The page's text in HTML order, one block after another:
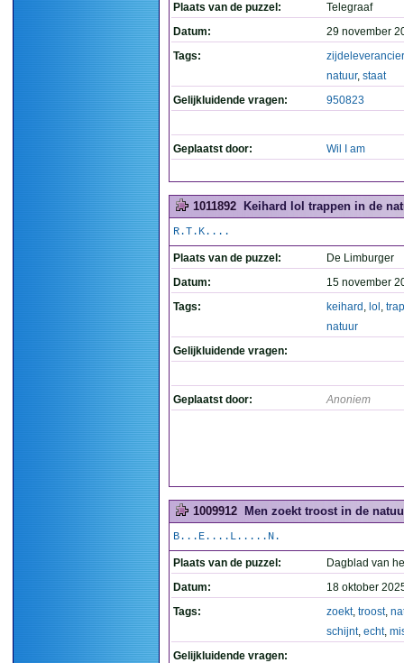
Plaats van de puzzel:
Telegraaf
Datum:
29 november
Tags:
zijdeleverancier
natuur, staat
Gelijkluidende vragen:
950823
Geplaatst door: Wil I am
1011892 Keihard lol trappen in de
R.T.K....
Plaats van de puzzel:
De Limburger
Datum:
15 november
Tags:
keihard , lol ,
natuur
Gelijkluidende vragen:
Geplaatst door: Anoniem
1009912 Men zoekt troost in de
B...E....L.....N.
Plaats van de puzzel:
Dagblad van
Datum:
18 oktober
Tags:
zoekt, troost,
schijnt, echt,
Gelijkluidende vragen: